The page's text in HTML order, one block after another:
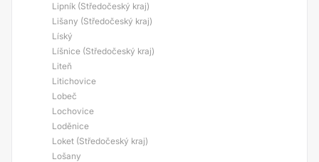
Lipník (Středočeský kraj)
Lišany (Středočeský kraj)
Líský
Líšnice (Středočeský kraj)
Liteň
Litichovice
Lobeč
Lochovice
Loděnice
Loket (Středočeský kraj)
Lošany